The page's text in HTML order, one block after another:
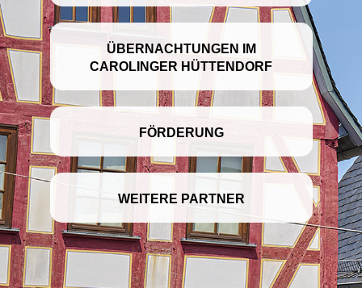
ÜBERNACHTUNGEN IM
CAROLINGER HÜTTENDORF
FÖRDERUNG
WEITERE PARTNER